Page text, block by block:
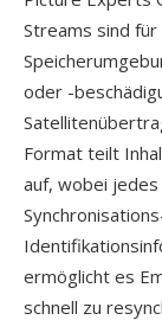
Streams sind
oder -
Format teilt
auf, wobei
ermöglicht es
schnell zu